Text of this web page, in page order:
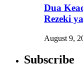
Dua
Rezeki
August 9,
Subscribe